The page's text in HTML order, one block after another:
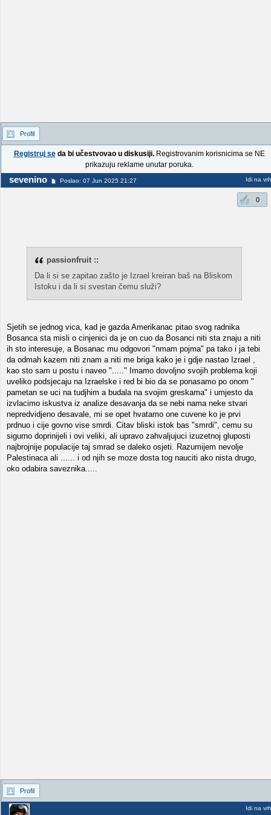
Profil
Registruj seda bi učestvovao u diskusiji.Registrovanim korisnicima se NE
prikazuju reklame unutar poruka.
sevenino Poslao: 07 Jun 2025 21:27 Idi na vrh
0
passionfruit ::
Da li si se zapitao zašto je Izrael kreiran baš na Bliskom
Istoku i da li si svestan čemu služi?
Sjetih se jednog vica, kad je gazda Amerikanac pitao svog radnika
Bosanca sta misli o cinjenici da je on cuo da Bosanci niti sta znaju a niti
ih sto interesuje, a Bosanac mu odgovori "nmam pojma" pa tako i ja tebi
da odmah kazem niti znam a niti me briga kako je i gdje nastao Izrael ,
kao sto sam u postu i naveo "....." Imamo dovoljno svojih problema koji
uveliko podsjecaju na Izraelske i red bi bio da se ponasamo po onom "
pametan se uci na tudjhim a budala na svojim greskama" i umjesto da
izvlacimo iskustva iz analize desavanja da se nebi nama neke stvari
nepredvidjeno desavale, mi se opet hvatamo one cuvene ko je prvi
prdnuo i cije govno vise smrdi. Citav bliski istok bas "smrdi", cemu su
sigurno doprinijeli i ovi veliki, ali upravo zahvaljujuci izuzetnoj gluposti
najbrojnije populacije taj smrad se daleko osjeti. Razumijem nevolje
Palestinaca ali ...... i od njih se moze dosta tog nauciti ako nista drugo,
oko odabira saveznika.....
Profil
Idi na vrh